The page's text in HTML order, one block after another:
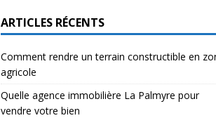
ARTICLES RÉCENTS
Comment rendre un terrain constructible en
agricole
Quelle agence immobilière La Palmyre pour
vendre votre bien